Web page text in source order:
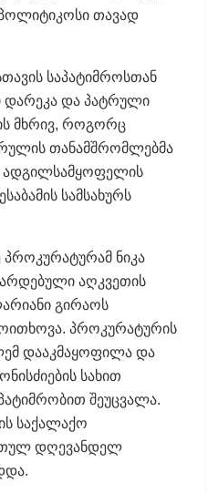
თავად
საპატიმროსთან
დარეკა და პატრული
მხრივ, როგორც
თანამშრომლებმა
ადგილსამყოფელის
სამსახურს
ნიკა
აღკვეთის
გირაოს
პროკურატურის
დააკმაყოფილა და
სახით
შეუცვალა.
საქალაქო
დღევანდელ